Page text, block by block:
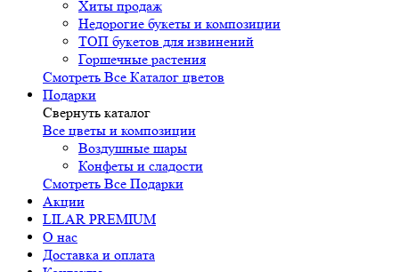
Хиты продаж
Недорогие букеты и композиции
ТОП букетов для извинений
Горшечные растения
Смотреть Все Каталог цветов
Подарки
Свернуть каталог
Все цветы и композиции
Воздушные шары
Конфеты и сладости
Смотреть Все Подарки
Акции
LILAR PREMIUM
О нас
Доставка и оплата